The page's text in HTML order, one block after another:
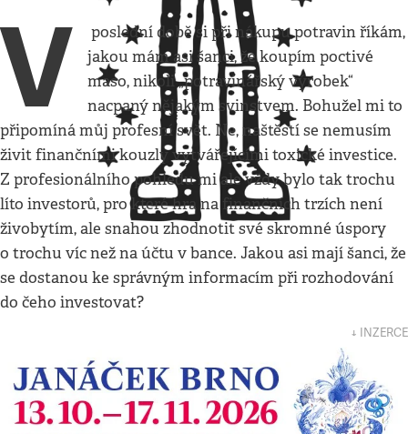
V
poslední době si při nákupu potravin říkám,
jakou mám asi šanci, že koupím poctivé
maso, nikoli „potravinářský výrobek“
nacpaný nějakým svinstvem. Bohužel mi to
připomíná můj profesní svět. Ne, naštěstí se nemusím
živit finančními kouzly vytvářejícími toxické investice.
Z profesionálního pohledu mi ale vždy bylo tak trochu
líto investorů, pro které hra na finančních trzích není
živobytím, ale snahou zhodnotit své skromné úspory
o trochu víc než na účtu v bance. Jakou asi mají šanci, že
se dostanou ke správným informacím při rozhodování
do čeho investovat?
↓ INZERCE